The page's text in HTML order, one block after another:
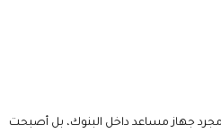
مجرد جهاز مساعد داخل البنوك، بل أصبحت